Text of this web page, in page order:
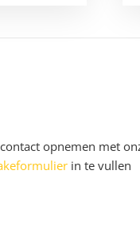
opnemen met
in te vullen